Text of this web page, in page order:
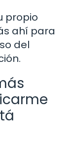
propio
ahí para
del